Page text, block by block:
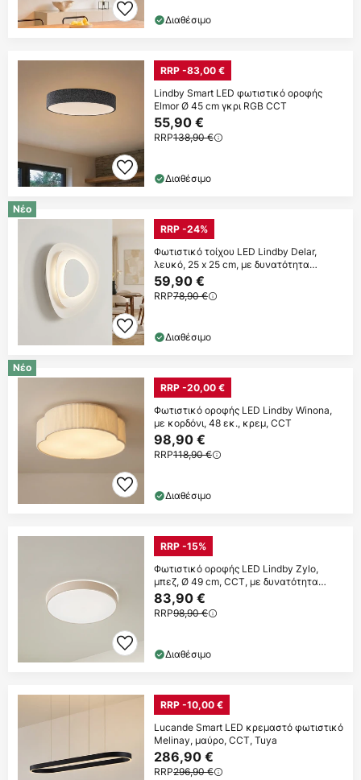
Διαθέσιμο
RRP -83,00 €
Lindby Smart LED φωτιστικό οροφής
Elmor Ø 45 cm γκρι RGB CCT
55,90 €
RRP138,90 €
Διαθέσιμο
Νέο
RRP -24%
Φωτιστικό τοίχου LED Lindby Delar,
λευκό, 25 x 25 cm, με δυνατότητα
ρύθμισης
59,90 €
RRP78,90 €
Διαθέσιμο
Νέο
RRP -20,00 €
Φωτιστικό οροφής LED Lindby Winona,
με κορδόνι, 48 εκ., κρεμ, CCT
98,90 €
RRP118,90 €
Διαθέσιμο
RRP -15%
Φωτιστικό οροφής LED Lindby Zylo,
μπεζ, Ø 49 cm, CCT, με δυνατότητα
ρύθμισης
83,90 €
RRP98,90 €
Διαθέσιμο
RRP -10,00 €
Lucande Smart LED κρεμαστό φωτιστικό
Melinay, μαύρο, CCT, Tuya
286,90 €
RRP296,90 €